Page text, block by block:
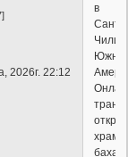
2026г. 22:12
в
Чили,
храма
бахаи